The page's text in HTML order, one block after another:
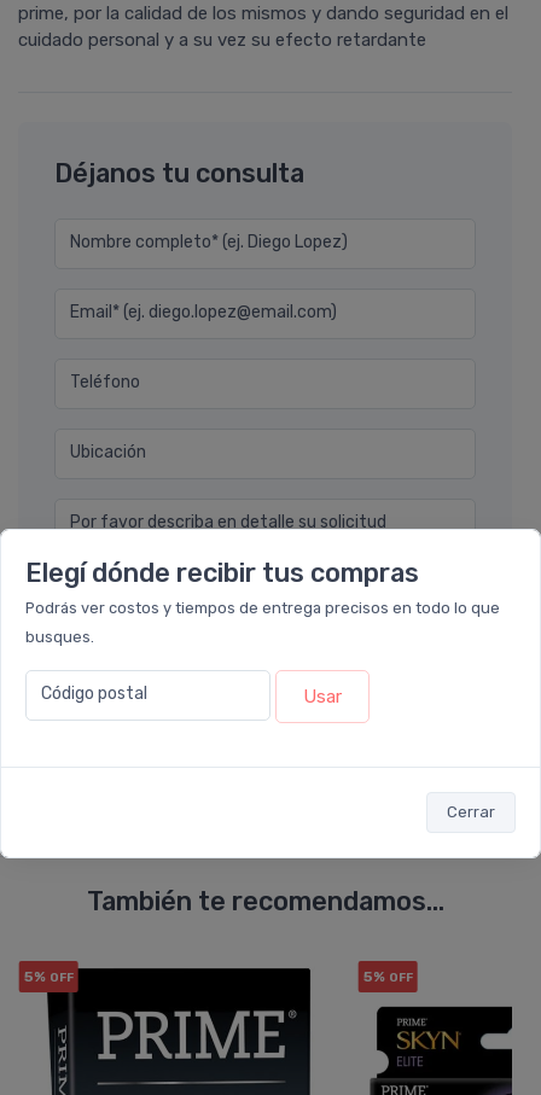
Elegí dónde recibir tus compras
Podrás ver costos y tiempos de entrega precisos en todo lo que
busques.
Código postal Usar
Cerrar
prime, por la calidad de los mismos y dando seguridad en el
cuidado personal y a su vez su efecto retardante
Déjanos tu consulta
Nombre completo* (ej. Diego Lopez)
Email* (ej. diego.lopez@email.com)
Teléfono
Ubicación
Por favor describa en detalle su solicitud
Enviar consulta
También te recomendamos...
5% OFF 5% OFF